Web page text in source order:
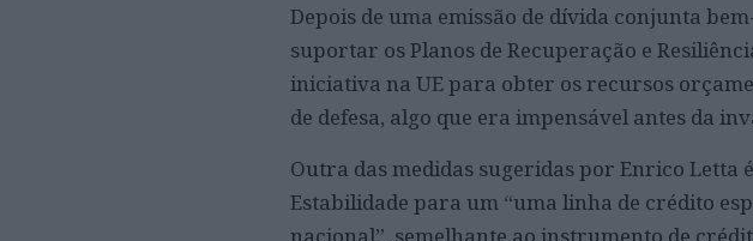
Depois de uma emissão de dívida conjunta
suportar os Planos de Recuperação e
iniciativa na UE para obter os recursos
de defesa, algo que era impensável antes da
Outra das medidas sugeridas por Enrico Letta
Estabilidade para um “uma linha de crédito
nacional”, semelhante ao instrumento de